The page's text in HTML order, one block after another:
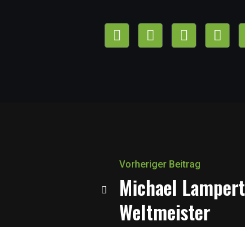
Vorheriger Beitrag
Michael
Weltmeister